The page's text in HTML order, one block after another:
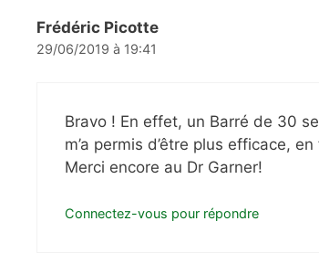
Frédéric Picotte
29/06/2019 à 19:41
Bravo ! En effet, un Barré de 30
m’a permis d’être plus efficace,
Merci encore au Dr Garner!
Connectez-vous pour répondre